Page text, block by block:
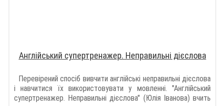
Англійський супертренажер. Неправильні дієслова
Перевірений спосіб вивчити англійські неправильні дієслова
і навчитися їх використовувати у мовленні. "Англійський
супертренажер. Неправильні дієслова" (Юлія Іванова) вчить